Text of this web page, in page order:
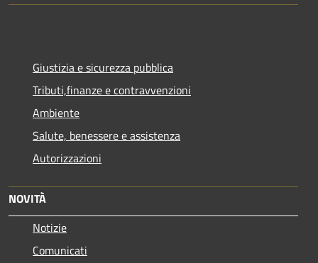
Giustizia e sicurezza pubblica
Tributi,finanze e contravvenzioni
Ambiente
Salute, benessere e assistenza
Autorizzazioni
NOVITÀ
Notizie
Comunicati